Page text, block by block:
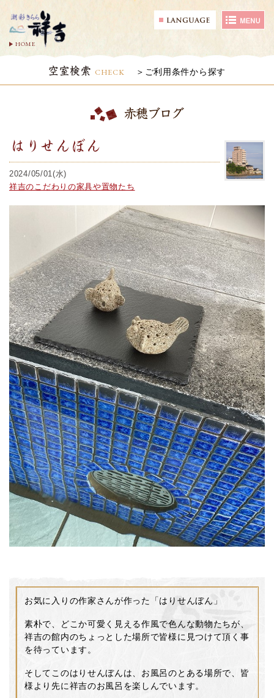
HOME
空室検索 CHECK ご利用条件から探す
赤穂ブログ
はりせんぼん
2024/05/01(水)
祥吉のこだわりの家具や置物たち
お気に入りの作家さんが作った「はりせんぼん」
素朴で、どこか可愛く見える作風で色んな動物たちが、
祥吉の館内のちょっとした場所で皆様に見つけて頂く事
を待っています。
そしてこのはりせんぼんは、お風呂のとある場所で、皆
様より先に祥吉のお風呂を楽しんでいます。